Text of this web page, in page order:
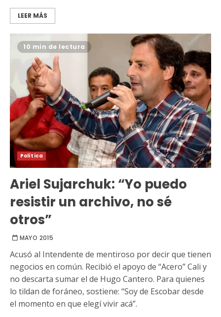
LEER MÁS
10 min de lectura
Política
Ariel Sujarchuk: “Yo puedo
resistir un archivo, no sé
otros”
MAYO 2015
Acusó al Intendente de mentiroso por decir que tienen
negocios en común. Recibió el apoyo de “Acero” Cali y
no descarta sumar el de Hugo Cantero. Para quienes
lo tildan de foráneo, sostiene: “Soy de Escobar desde
el momento en que elegí vivir acá”.